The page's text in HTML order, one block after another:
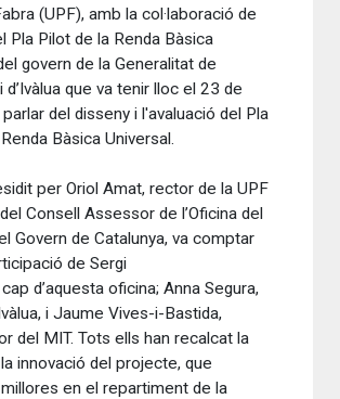
(UPF), amb la col·laboració de
Pla Pilot de la Renda Bàsica
govern de la Generalitat de
d’Ivàlua que va tenir lloc el 23 de
del disseny i l'avaluació del Pla
Bàsica Universal.
per Oriol Amat, rector de la UPF
Consell Assessor de l’Oficina del
Govern de Catalunya, va comptar
de Sergi
d’aquesta oficina; Anna Segura,
i Jaume Vives-i-Bastida,
del MIT. Tots ells han recalcat la
innovació del projecte, que
en el repartiment de la